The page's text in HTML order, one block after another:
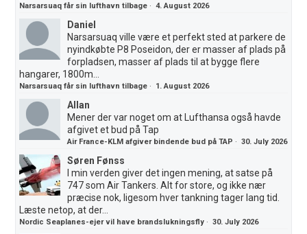
Narsarsuaq får sin lufthavn tilbage ·4. August 2026
Daniel
Narsarsuaq ville være et perfekt sted at parkere de
nyindkøbte P8 Poseidon, der er masser af plads på
forpladsen, masser af plads til at bygge flere
hangarer, 1800m...
Narsarsuaq får sin lufthavn tilbage · 1. August 2026
Allan
Mener der var noget om at Lufthansa også havde
afgivet et bud på Tap
Air France-KLM afgiver bindende bud på TAP ·30. July 2026
Søren Fønss
I min verden giver det ingen mening, at satse på
747 som Air Tankers. Alt for store, og ikke nær
præcise nok, ligesom hver tankning tager lang tid.
Læste netop, at der...
Nordic Seaplanes-ejer vil have brandslukningsfly ·30. July 2026